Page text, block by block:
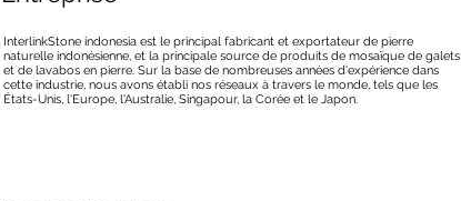
InterlinkStone indonesia est le principal fabricant et exportateur de pierre
naturelle indonésienne, et la principale source de produits de mosaïque de galets
et de lavabos en pierre. Sur la base de nombreuses années d'expérience dans
cette industrie, nous avons établi nos réseaux à travers le monde, tels que les
États-Unis, l'Europe, l'Australie, Singapour, la Corée et le Japon.